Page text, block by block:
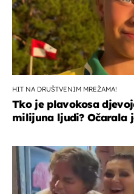
HIT NA DRUŠTVENIM MREŽAMA!
Tko je plavokosa
milijuna ljudi? Očarala